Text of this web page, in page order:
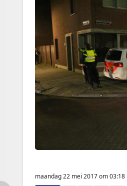
maandag 22 mei 2017om 03:18